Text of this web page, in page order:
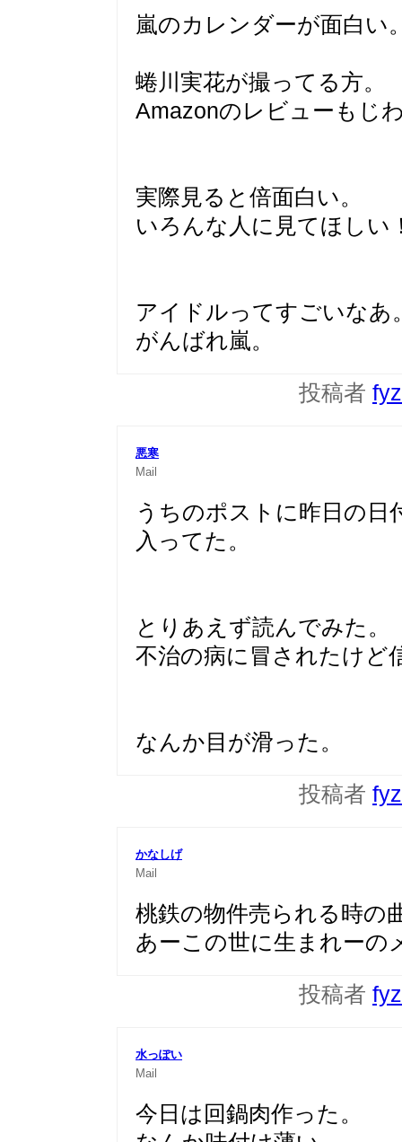
嵐のカレンダーが面白い
蜷川実花が撮ってる方。
Amazonのレビューもじ
実際見ると倍面白い。
いろんな人に見てほしい
アイドルってすごいなあ
がんばれ嵐。
投稿者
悪寒
Mail
うちのポストに昨日の日
入ってた。
とりあえず読んでみた。
不治の病に冒されたけど
なんか目が滑った。
投稿者
かなしげ
Mail
桃鉄の物件売られる時の
あーこの世に生まれーの
投稿者
水っぽい
Mail
今日は回鍋肉作った。